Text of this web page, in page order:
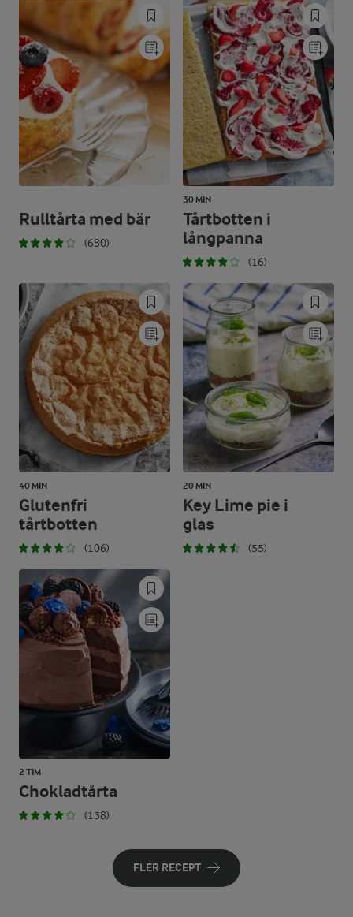
Rulltårta med bär
(680)
30 MIN
Tårtbotten i
långpanna
(16)
40 MIN
Glutenfri
tårtbotten
(106)
20 MIN
Key Lime pie i
glas
(55)
2 TIM
Chokladtårta
(138)
FLER RECEPT